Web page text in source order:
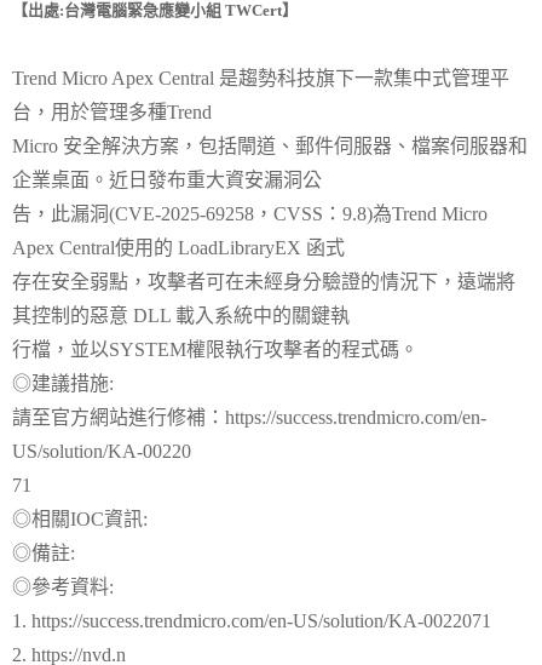
【出處:台灣電腦緊急應變小組 TWCert】
Trend Micro Apex Central 是趨勢科技旗下一款集中式管理平
台，用於管理多種Trend
Micro 安全解決方案，包括閘道、郵件伺服器、檔案伺服器和
企業桌面。近日發布重大資安漏洞公
告，此漏洞(CVE-2025-69258，CVSS：9.8)為Trend Micro
Apex Central使用的 LoadLibraryEX 函式
存在安全弱點，攻擊者可在未經身分驗證的情況下，遠端將
其控制的惡意 DLL 載入系統中的關鍵執
行檔，並以SYSTEM權限執行攻擊者的程式碼。
◎建議措施:
請至官方網站進行修補：https://success.trendmicro.com/en-
US/solution/KA-00220
71
◎相關IOC資訊:
◎備註:
◎參考資料:
1. https://success.trendmicro.com/en-US/solution/KA-0022071
2. https://nvd.n